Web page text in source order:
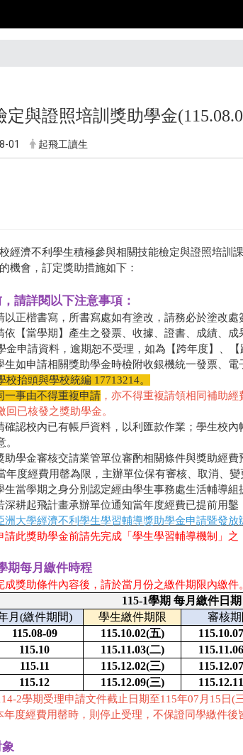
定與證照培訓獎助學金
01 起飛工讀生
經濟不利學生積極參與相關技能檢定與證照培訓
機會，訂定獎助措施如下：
請詳閱以下注意事項：
以正楷書寫，所書寫處如有塗改，請務必於塗改處
依【當學期】產生之發票、收據、證書、成績、
金申請資料，逾期恕不受理，如為【跨年度】、【
生如申請相關獎助學金時檢附收銀機統一發票、
校抬頭與學校統編 17713214。
一事由不得重複申請 ，亦不得重複請領相同補助
回已核發之獎助學金。
確認校內已有帳戶資料，以利匯款作業；學生校
。
助學金審核交請業管單位審酌相關條件與獎助經
年度經費用罄為限，主辦單位保有審核、取消、變
生當學期之身分別認定經由學生事務處生活輔導組
深耕起飛計畫承辦單位通知當年度經費已提前用鑿
洲大學經濟不利學生學習輔導獎助學金申請暨發放
請此獎助學金前請先完成「學生學習輔導機制」之
期每月繳件時程
成獎助條件內容後，請於當月份之繳件期限內繳件
115-1學期 每月繳件日期
月(繳件期間)
學生繳件期限 審核
115.08-09
115.10.02(五)
115.10
115.11.03(二)
115.11
115.12.02(三)
115.12
115.12.09(三)
2學期受理申請文件截止日期至115年07月15日(
年度經費用罄時，則停止受理，不保證同學繳件後
象